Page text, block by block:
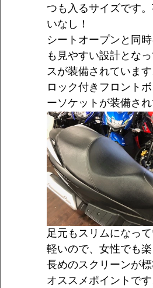
つも入るサイズです
いなし！
シートオープンと同
も見やすい設計とな
スが装備されています
ロック付きフロント
ーソケットが装備さ
足元もスリムになっ
軽いので、女性でも楽
長めのスクリーンが
オススメポイントで